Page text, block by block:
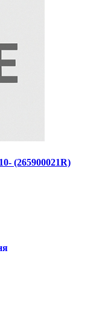
(265900021R)